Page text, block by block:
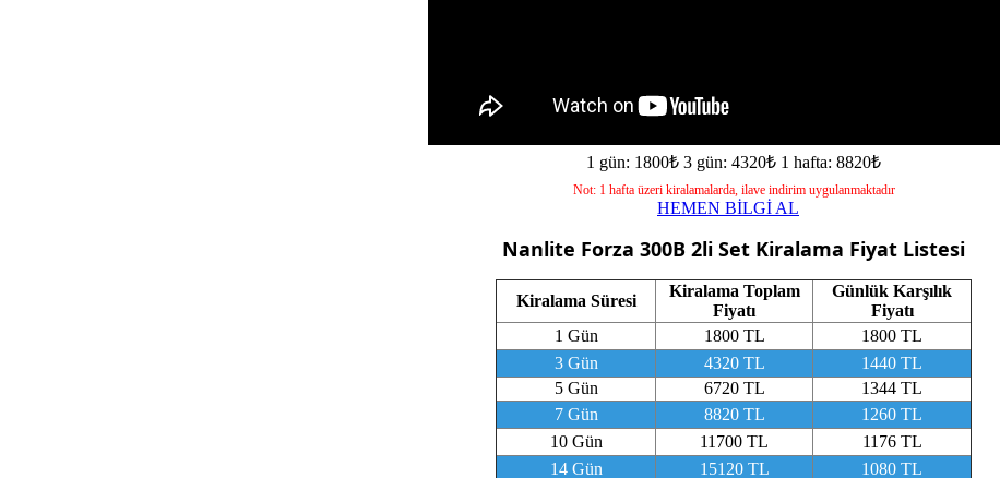
1 gün: 1800₺ 3 gün: 4320₺ 1 hafta: 8820₺
Not: 1 hafta üzeri kiralamalarda, ilave indirim uygulanmaktadır
HEMEN BİLGİ AL
Nanlite Forza 300B 2li Set Kiralama Fiyat Listesi
Kiralama Süresi
Kiralama Toplam
Fiyatı
Günlük Karşılık
Fiyatı
1 Gün
1800 TL
1800 TL
3 Gün
4320 TL
1440 TL
5 Gün
6720 TL
1344 TL
7 Gün
8820 TL
1260 TL
10 Gün
11700 TL
1176 TL
14 Gün
15120 TL 1080 TL